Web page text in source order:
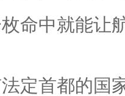
命中就能让
定首都的国